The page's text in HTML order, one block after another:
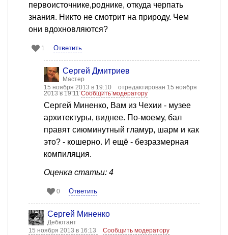
первоисточнике,роднике, откуда черпать
знания. Никто не смотрит на природу. Чем
они вдохновляются?
1 Ответить
Сергей Дмитриев
Мастер
15 ноября 2013 в 19:10
отредактирован 15 ноября
2013 в 19:11Сообщить модератору
Сергей Миненко, Вам из Чехии - музее
архитектуры, виднее. По-моему, бал
правят сиюминутный гламур, шарм и как
это? - кошерно. И ещё - безразмерная
компиляция.
Оценка статьи: 4
0 Ответить
Сергей Миненко
Дебютант
15 ноября 2013 в 16:13
Сообщить модератору